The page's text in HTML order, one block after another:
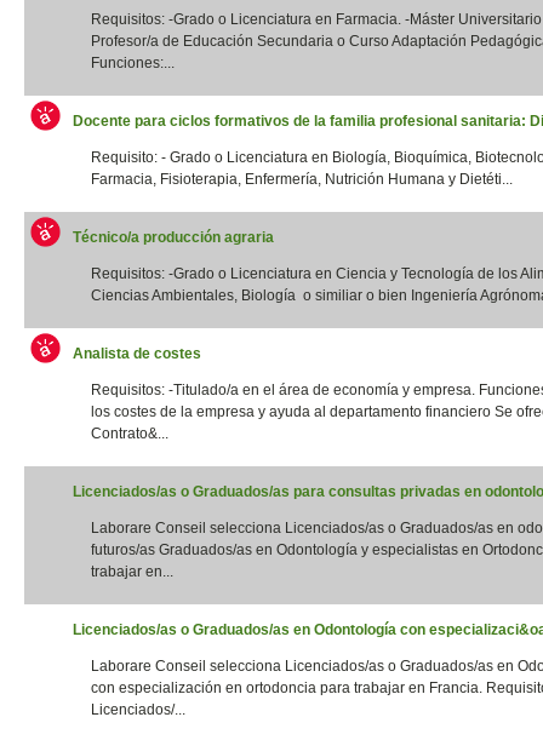
Requisitos: -Grado o Licenciatura en Farmacia. -Máster
Profesor/a de Educación Secundaria o Curso Adaptación
Funciones:...
Docente para ciclos formativos de la familia profesional sanitaria:
Requisito: - Grado o Licenciatura en Biología, Bioquímica,
Farmacia, Fisioterapia, Enfermería, Nutrición Humana y Dietéti...
Técnico/a producción agraria
Requisitos: -Grado o Licenciatura en Ciencia y Tecnología de los
Ciencias Ambientales, Biología o similiar o bien Ingeniería
Analista de costes
Requisitos: -Titulado/a en el área de economía y empresa.
los costes de la empresa y ayuda al departamento financiero Se
Contrato&...
Licenciados/as o Graduados/as para consultas privadas en
Laborare Conseil selecciona Licenciados/as o Graduados/as en
futuros/as Graduados/as en Odontología y especialistas en
trabajar en...
Licenciados/as o Graduados/as en Odontología con
Laborare Conseil selecciona Licenciados/as o Graduados/as en
con especialización en ortodoncia para trabajar en Francia.
Licenciados/...